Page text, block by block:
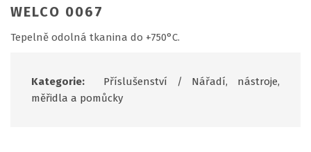
WELCO 0067
Tepelně odolná tkanina do +750°C.
Kategorie: Příslušenství /
Nářadí, nástroje,
měřidla a pomůcky